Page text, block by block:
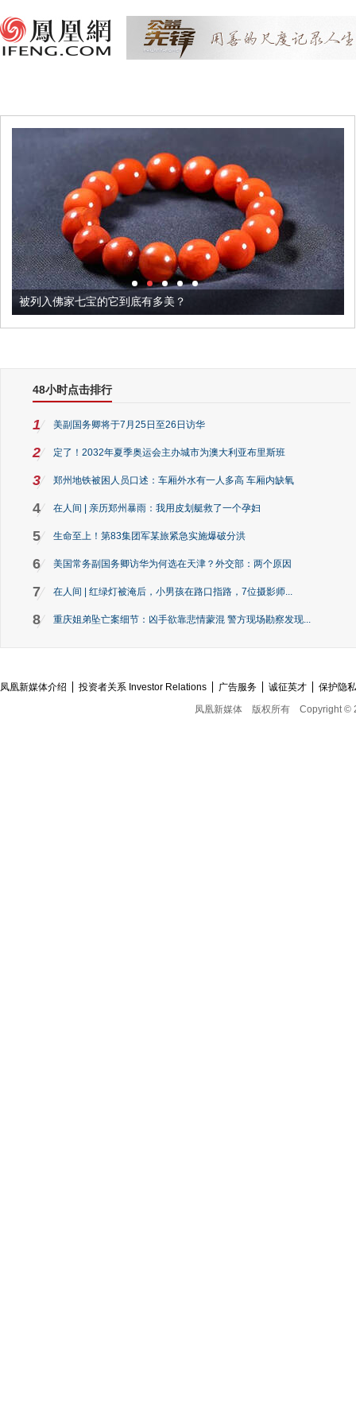
被列入佛家七宝的它到底有多美？
48小时点击排行
1 美副国务卿将于7月25日至26日访华
2 定了！2032年夏季奥运会主办城市为澳大利亚布里斯班
3 郑州地铁被困人员口述：车厢外水有一人多高 车厢内缺氧
4 在人间 | 亲历郑州暴雨：我用皮划艇救了一个孕妇
5 生命至上！第83集团军某旅紧急实施爆破分洪
6 美国常务副国务卿访华为何选在天津？外交部：两个原因
7 在人间 | 红绿灯被淹后，小男孩在路口指路，7位摄影师...
8 重庆姐弟坠亡案细节：凶手欲靠悲情蒙混 警方现场勘察发现...
凤凰新媒体介绍 投资者关系 Investor Relations 广告服务 诚征英才
保护隐
凤凰新媒体
版权所有 Copyright ©